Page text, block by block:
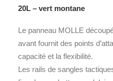
20L – vert montane
Le panneau MOLLE
avant fournit des points
capacité et la flexibilité.
Les rails de sangles